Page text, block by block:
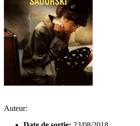
Auteur: